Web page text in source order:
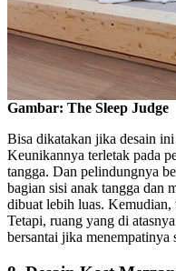
Gambar: The Sleep Judge
Bisa dikatakan jika desain
Keunikannya terletak pada
tangga. Dan pelindungnya
bagian sisi anak tangga dan
dibuat lebih luas. Kemudian,
Tetapi, ruang yang di
bersantai jika menempatinya